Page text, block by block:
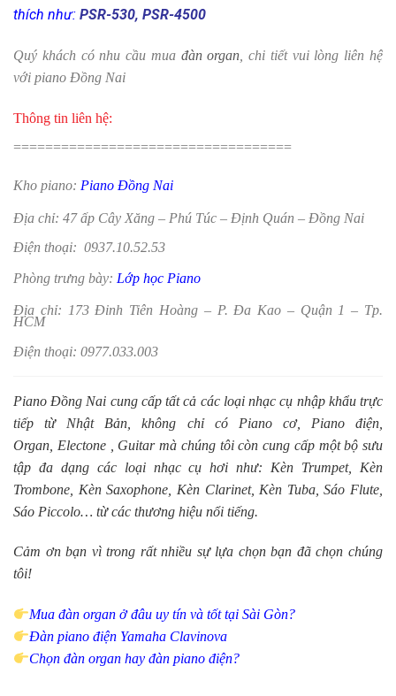
thích như: PSR-530, PSR-4500
Quý khách có nhu cầu mua đàn organ , chi tiết vui lòng liên hệ
với piano Đồng Nai
Thông tin liên hệ:
===================================
Kho piano: Piano Đồng Nai
Địa chỉ: 47 ấp Cây Xăng – Phú Túc – Định Quán – Đồng Nai
Điện thoại: 0937.10.52.53
Phòng trưng bày: Lớp học Piano
Địa chỉ: 173 Đinh Tiên Hoàng – P. Đa Kao – Quận 1 – Tp.
HCM
Điện thoại: 0977.033.003
Piano Đồng Nai cung cấp tất cả các loại nhạc cụ nhập khẩu trực
tiếp từ Nhật Bản, không chỉ có Piano cơ, Piano điện
Organ Electone, Guitarmà chúng tôi còn cung cấp một bộ sưu
tập đa dạng các loại nhạc cụ hơi như: Kèn Trumpet, Kèn
Trombone , Kèn Saxophone, Kèn Clarinet, Kèn Tuba,Sáo Flute
Sáo Piccolo… từ các thương hiệu nổi tiếng.
Cảm ơn bạn vì trong rất nhiều sự lựa chọn bạn đã chọn chúng
tôi!
Mua đàn organ ở đâu uy tín và tốt tại Sài Gòn?
Đàn piano điện Yamaha Clavinova
Chọn đàn organ hay đàn piano điện?